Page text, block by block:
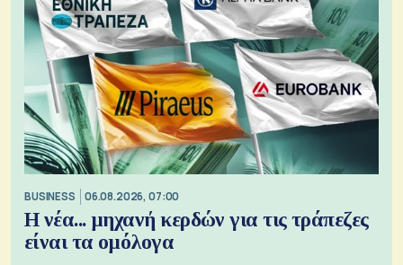
BUSINESS 06.08.2026, 07:00
Η νέα... μηχανή κερδών για τις τράπεζες
είναι τα ομόλογα